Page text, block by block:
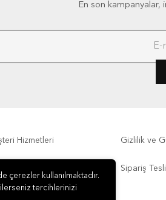
En son kampanyalar,
Hizmetleri Gizlilik ve
Sipariş
çerezler kullanılmaktadır.
tercihlerinizi